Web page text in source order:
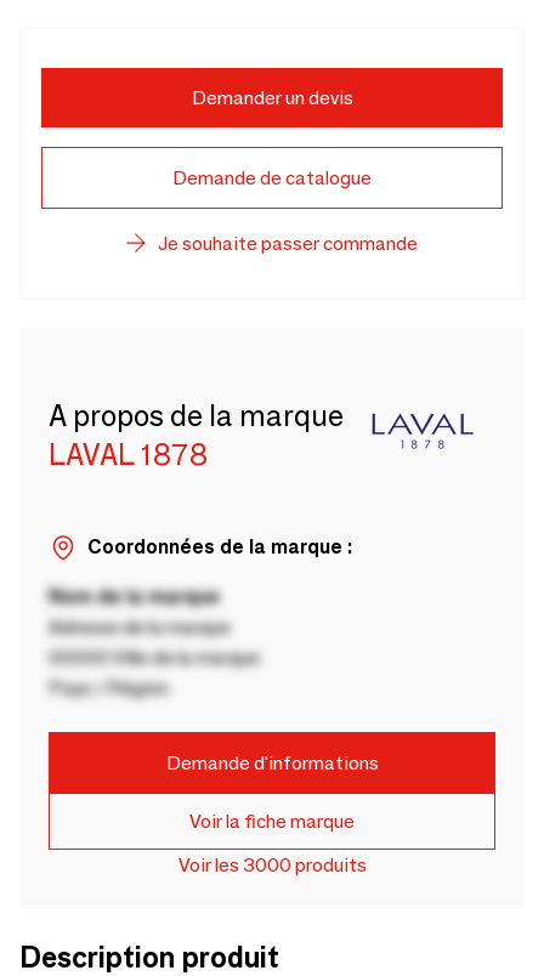
Demander un devis
Demande de catalogue
Je souhaite passer commande
A propos de la marque
LAVAL 1878
Coordonnées de la marque :
Nom de la marque
Adresse de la marque
00000 Ville de la marque
Pays / Région
Demande d'informations
Voir la fiche marque
Voir les 3000 produits
Description produit